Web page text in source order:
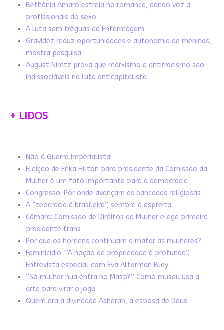
Bethânia Amaro estreia no romance, dando voz a
profissionais do sexo
A luta sem tréguas da Enfermagem
Gravidez reduz oportunidades e autonomia de meninas,
mostra pesquisa
August Nimtz prova que marxismo e antirracismo são
indissociáveis na luta anticapitalista
+ LIDOS
Não à Guerra Imperialista!
Eleição de Erika Hilton para presidente da Comissão da
Mulher é um fato importante para a democracia
Congresso: Por onde avançam as bancadas religiosas
A “teocracia à brasileira”, sempre à espreita
Câmara: Comissão de Direitos da Mulher elege primeira
presidente trans
Por que os homens continuam a matar as mulheres?
Feminicídio: “A noção de propriedade é profunda”.
Entrevista especial com Eva Alterman Blay
“Só mulher nua entra no Masp?” Como museu usa a
arte para virar o jogo
Quem era a divindade Asherah, a esposa de Deus